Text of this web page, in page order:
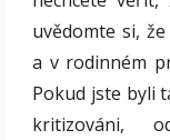
uvědomte si,
a v rodinném
Pokud jste byli
kritizováni,